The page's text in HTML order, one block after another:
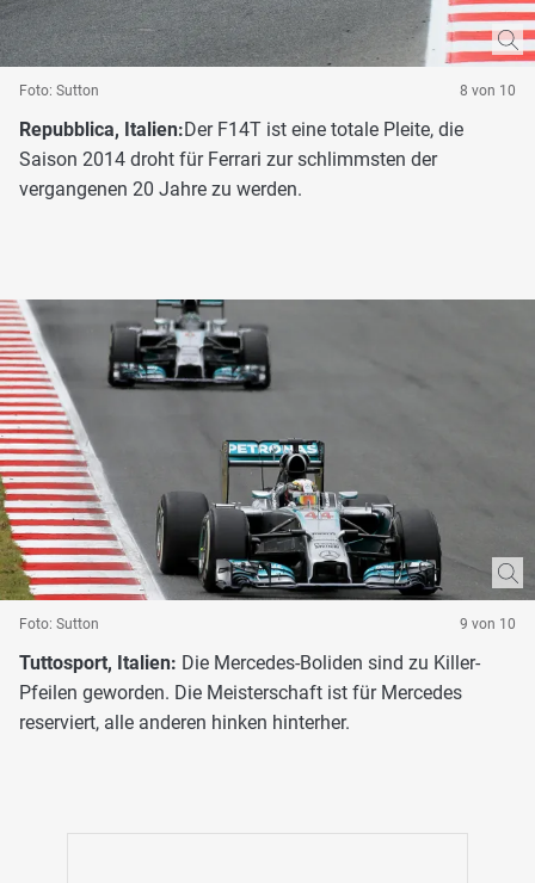
Foto: Sutton 8 von 10
Repubblica, Italien:Der F14T ist eine totale Pleite, die
Saison 2014 droht für Ferrari zur schlimmsten der
vergangenen 20 Jahre zu werden.
Foto: Sutton 9 von 10
Tuttosport, Italien: Die Mercedes-Boliden sind zu Killer-
Pfeilen geworden. Die Meisterschaft ist für Mercedes
reserviert, alle anderen hinken hinterher.